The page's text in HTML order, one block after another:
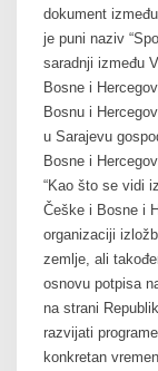
dokument
je puni naziv
saradnji između
Bosne i
Bosnu i
u Sarajevu
Bosne i
“Kao što se vidi
Češke i Bosne i
organizaciji
zemlje, ali
osnovu potpisa
na strani
razvijati
konkretan